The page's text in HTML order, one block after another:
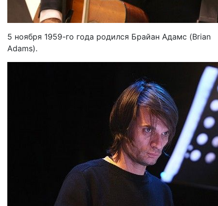
5 ноября 1959-го года родился Брайан Адамс (Brian
Adams).